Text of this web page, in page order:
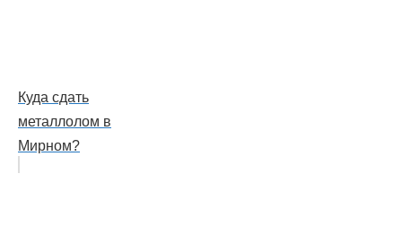
Куда сдать
металлолом в
Мирном?